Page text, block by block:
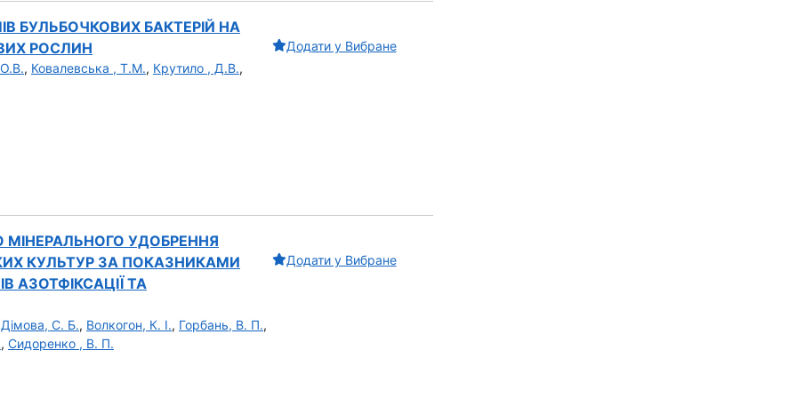
БУЛЬБОЧКОВИХ БАКТЕРІЙ НА
РОСЛИН
, Ковалевська , Т.М., Крутило , Д.В.,
Додати у Вибране
МІНЕРАЛЬНОГО УДОБРЕННЯ
КУЛЬТУР ЗА ПОКАЗНИКАМИ
АЗОТФІКСАЦІЇ ТА
Дімова, С. Б., Волкогон, К. І., Горбань, В. П.,
, Сидоренко , В. П.
Додати у Вибране